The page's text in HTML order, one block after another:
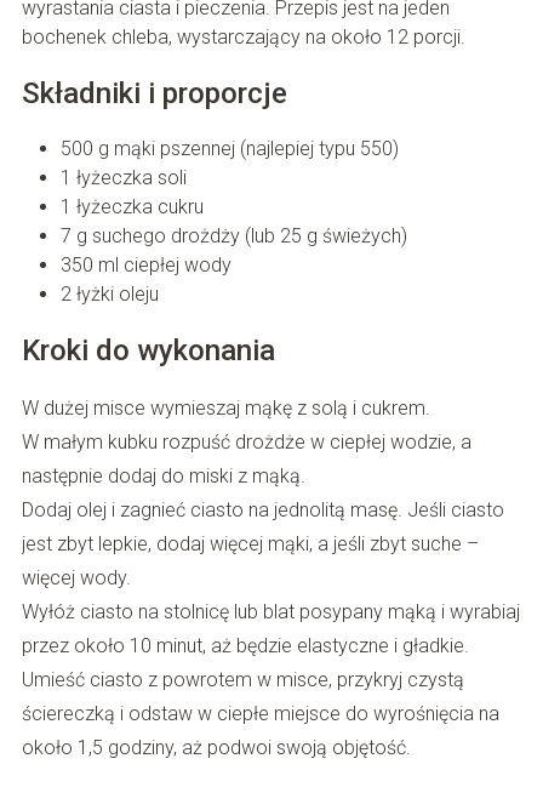
wyrastania ciasta i pieczenia. Przepis jest na jeden
bochenek chleba, wystarczający na około 12 porcji.
Składniki i proporcje
500 g mąki pszennej (najlepiej typu 550)
1 łyżeczka soli
1 łyżeczka cukru
7 g suchego drożdży (lub 25 g świeżych)
350 ml ciepłej wody
2 łyżki oleju
Kroki do wykonania
W dużej misce wymieszaj mąkę z solą i cukrem.
W małym kubku rozpuść drożdże w ciepłej wodzie, a
następnie dodaj do miski z mąką.
Dodaj olej i zagnieć ciasto na jednolitą masę. Jeśli ciasto
jest zbyt lepkie, dodaj więcej mąki, a jeśli zbyt suche –
więcej wody.
Wyłóż ciasto na stolnicę lub blat posypany mąką i wyrabiaj
przez około 10 minut, aż będzie elastyczne i gładkie.
Umieść ciasto z powrotem w misce, przykryj czystą
ściereczką i odstaw w ciepłe miejsce do wyrośnięcia na
około 1,5 godziny, aż podwoi swoją objętość.